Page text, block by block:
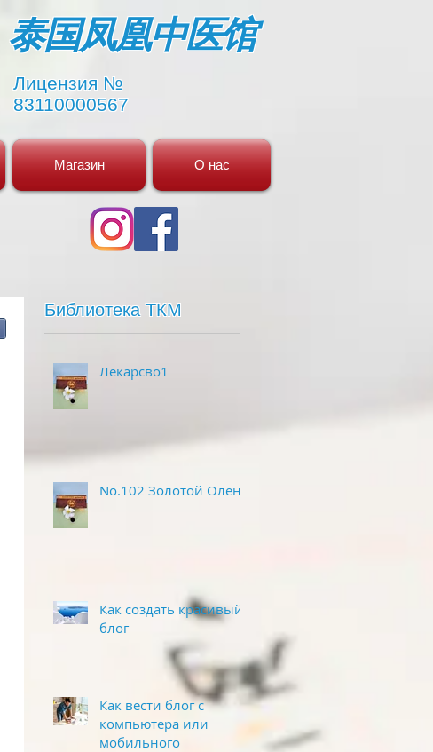
​泰国凤凰中医馆
Лицензия №
83110000567
Магазин О нас
Библиотека ТКМ
Лекарсво1
No.102 Золотой Олень
Как создать красивый
блог
Как вести блог с
компьютера или
мобильного